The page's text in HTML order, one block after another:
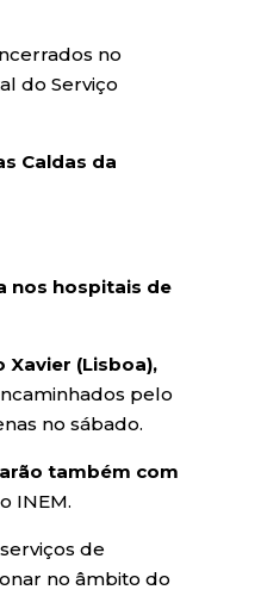
no
do Serviço
Caldas da
nos hospitais de
Xavier (Lisboa),
pelo
no sábado.
também com
INEM.
de
no âmbito do